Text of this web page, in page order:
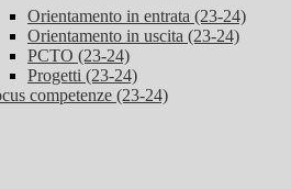
Orientamento in entrata (23-24)
Orientamento in uscita (23-24)
PCTO (23-24)
Progetti (23-24)
competenze (23-24)